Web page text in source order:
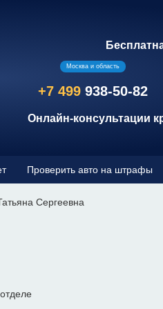
Москва и область
+7 499 938-50-82
Онлайн-консультации
Проверить авто на штрафы
Сергеевна